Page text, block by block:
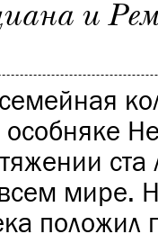
и
ста
всем мире.